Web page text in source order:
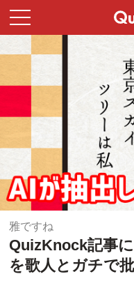
雅ですね
QuizKnock記事
を歌人とガチで